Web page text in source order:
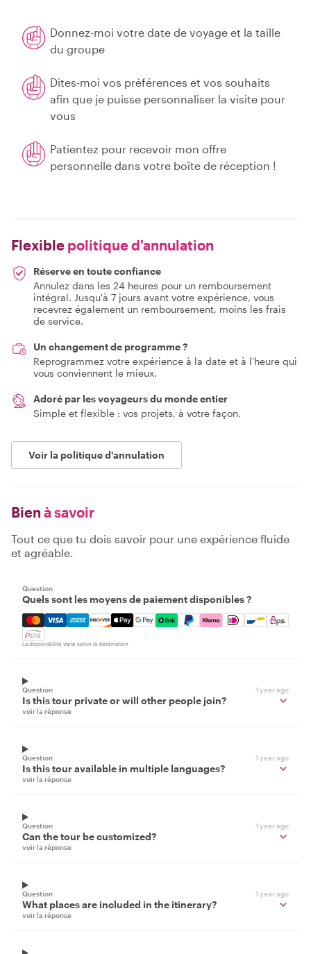
Donnez-moi votre date de voyage et la taille
du groupe
Dites-moi vos préférences et vos souhaits
afin que je puisse personnaliser la visite pour
vous
Patientez pour recevoir mon offre
personnelle dans votre boîte de réception !
Flexible politique d'annulation
Réserve en toute confiance
Annulez dans les 24 heures pour un remboursement
intégral. Jusqu'à 7 jours avant votre expérience, vous
recevrez également un remboursement, moins les frais
de service.
Un changement de programme ?
Reprogrammez votre expérience à la date et à l'heure qui
vous conviennent le mieux.
Adoré par les voyageurs du monde entier
Simple et flexible : vos projets, à votre façon.
Voir la politique d'annulation
Bien à savoir
Tout ce que tu dois savoir pour une expérience fluide
et agréable.
Question
Quels sont les moyens de paiement disponibles ?
Mastercard, Visa, Amex, Discover, Apple Pay, Google
La disponibilité varie selon la destination
Question 1 year ago
Is this tour private or will other people join?
voir la réponse
Question 1 year ago
Is this tour available in multiple languages?
voir la réponse
Question 1 year ago
Can the tour be customized?
voir la réponse
Question 1 year ago
What places are included in the itinerary?
voir la réponse